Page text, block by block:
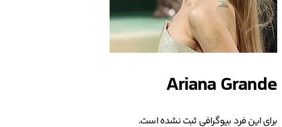
Ariana Grande
برای این فرد بیوگرافی ثبت نشده است.